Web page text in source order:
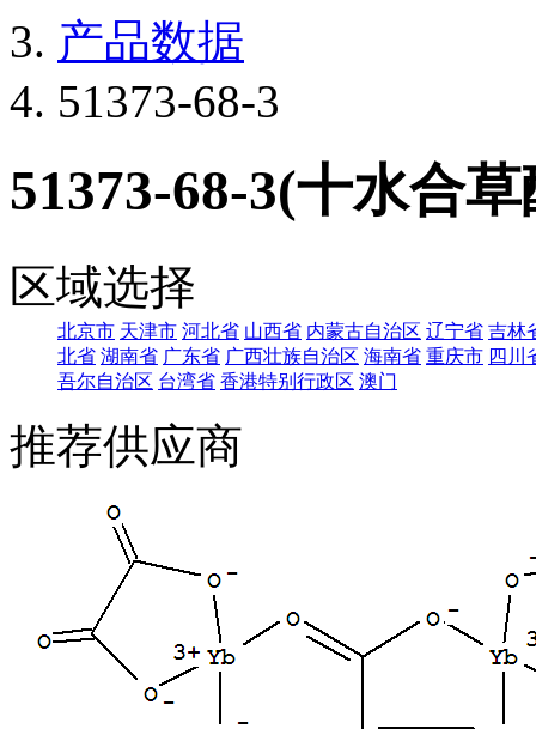
产品数据
51373-68-3
51373-68-3(十水合
区域选择
北京市 天津市 河北省 山西省 内蒙古自治区 辽宁省 吉林
北省 湖南省 广东省 广西壮族自治区 海南省 重庆市 四川
吾尔自治区 台湾省 香港特别行政区 澳门
推荐供应商